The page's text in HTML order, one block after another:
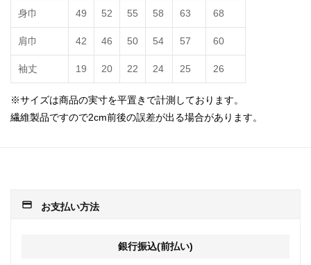
身巾 49 52 55 58 63 68
肩巾 42 46 50 54 57 60
袖丈 19 20 22 24 25 26
※サイズは商品の実寸を平置きで計測しております。
繊維製品ですので2cm前後の誤差が出る場合があります。
payment お支払い方法
銀行振込(前払い)